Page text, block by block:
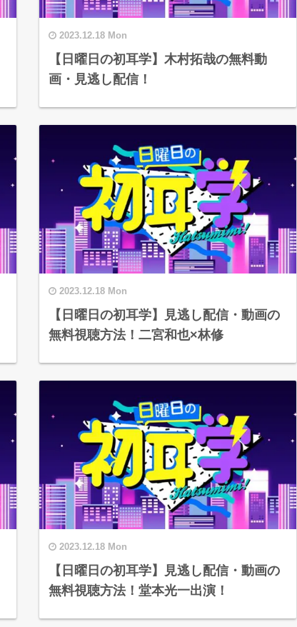
2023.12.18 Mon
【日曜日の初耳学】木村拓哉の無料動
画・見逃し配信！
2023.12.18 Mon
【日曜日の初耳学】見逃し配信・動画の
無料視聴方法！二宮和也×林修
2023.12.18 Mon
【日曜日の初耳学】見逃し配信・動画の
無料視聴方法！堂本光一出演！